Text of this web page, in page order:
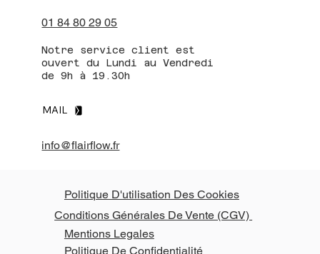
01 84 80 29 05
Notre service client est
ouvert du Lundi au Vendredi
de 9h à 19.30h
MAIL
info@flairflow.fr
Politique D'utilisation Des Cookies
Conditions Générales De Vente (CGV)
Mentions Legales
Politique De Confidentialité